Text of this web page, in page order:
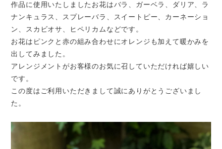
作品に使用いたしましたお花はバラ、ガーベラ、ダリア、ラ
ナンキュラス、スプレーバラ、スイートピー、カーネーショ
ン、スカビオサ、ヒペリカムなどです。
お花はピンクと赤の組み合わせにオレンジも加えて暖かみを
出してみました。
アレンジメントがお客様のお気に召していただければ嬉しい
です。
この度はご利用いただきまして誠にありがとうございまし
た。